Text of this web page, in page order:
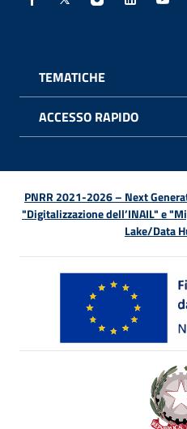
Facebook - Sito esterno
X - Sito esterno -
Instagram -
Linkedin
TEMATICHE
ACCESSO RAPIDO
PNRR 2021-2026 – Next
"Digitalizzazione dell’INAIL" e
Lake/Data